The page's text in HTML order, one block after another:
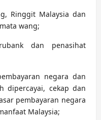
Ringgit Malaysia dan
wang;
dan penasihat
negara dan
dipercayai, cekap dan
pembayaran negara
Malaysia;